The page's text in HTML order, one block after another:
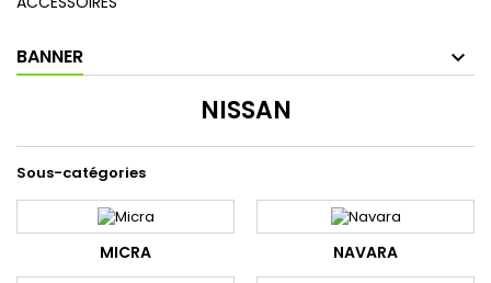
BANNER
NISSAN
Sous-catégories
MICRA NAVARA